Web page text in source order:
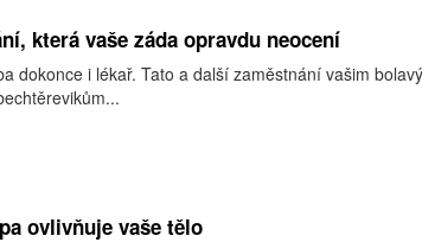
která vaše záda opravdu neocení
dokonce i lékař. Tato a další zaměstnání vašim
ovlivňuje vaše tělo